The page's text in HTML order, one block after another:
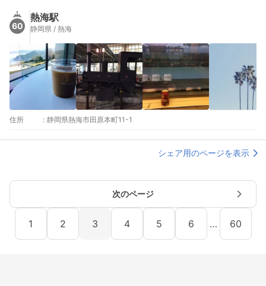
60
熱海駅
静岡県 / 熱海
住所 : 静岡県熱海市田原本町11-1
シェア用のページを表示
次のページ
1 2 3 4 5 6 … 60